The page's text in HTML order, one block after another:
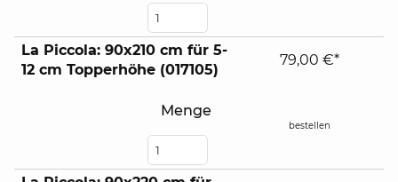
La Piccola: 90x210 cm für 5-
12 cm Topperhöhe (017105)
Menge
79,00 €*
bestellen